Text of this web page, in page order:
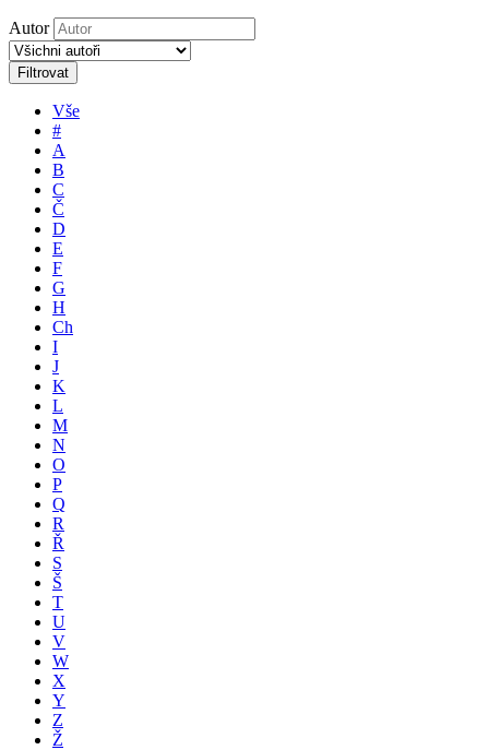
Autor
Filtrovat
Vše
#
A
B
C
Č
D
E
F
G
H
Ch
I
J
K
L
M
N
O
P
Q
R
Ř
S
Š
T
U
V
W
X
Y
Z
Ž